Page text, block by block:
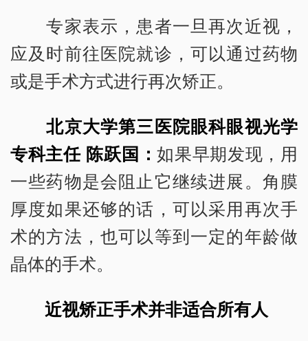
专家表示，患者一旦再次近视，
应及时前往医院就诊，可以通过药物
或是手术方式进行再次矫正。
北京大学第三医院眼科眼视光学
专科主任 陈跃国：如果早期发现，用
一些药物是会阻止它继续进展。角膜
厚度如果还够的话，可以采用再次手
术的方法，也可以等到一定的年龄做
晶体的手术。
近视矫正手术并非适合所有人